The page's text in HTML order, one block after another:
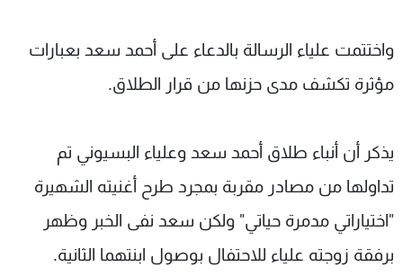
واختتمت علياء الرسالة بالدعاء على أحمد سعد بعبارات
مؤثرة تكشف مدى حزنها من قرار الطلاق.
يذكر أن أنباء طلاق أحمد سعد وعلياء البسيوني تم
تداولها من مصادر مقربة بمجرد طرح أغنيته الشهيرة
"اختياراتي مدمرة حياتي" ولكن سعد نفى الخبر وظهر
برفقة زوجته علياء للاحتفال بوصول ابنتهما الثانية.